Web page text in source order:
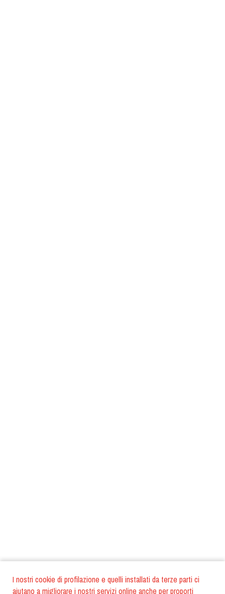
I nostri cookie di profilazione e quelli installati da terze parti ci
aiutano a migliorare i nostri servizi online anche per proporti